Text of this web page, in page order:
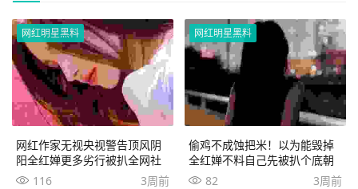
网红明星黑料
网红作家无视央视警告顶风阴
阳全红婵更多劣行被扒全网社
死 116 3周前
网红明星黑料
偷鸡不成蚀把米！以为能毁掉
全红婵不料自己先被扒个底朝
天 82 3周前